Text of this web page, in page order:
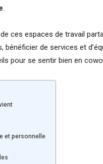
.
ces espaces de travail
de services et
pour se sentir bien en
et personnelle